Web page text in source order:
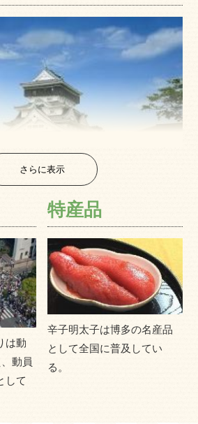
部に位置し、九州地方の県では最も
地の福岡市は九州最大の都市で、九
通の中心です。福岡市と北九州市
を抱え、いわゆる三大都市圏以外で
人/km2 を超えています。また「アジ
際便が数多く就航し、福岡空港から
分、天神まで11分と市内アクセスの
年春には九州新幹線が全線開通し、
す発達します。
さらに表示
は動
動員
して
特産品
辛子明太子は博多の名産品
として全国に普及してい
る。